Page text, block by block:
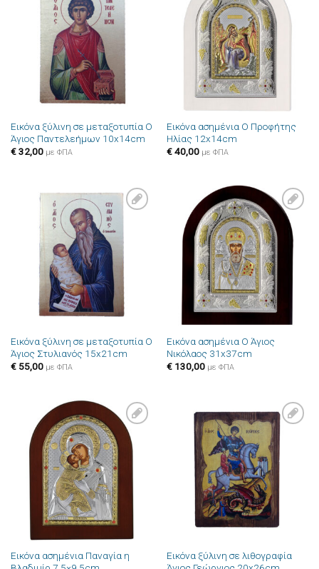
Πρόσθήκη
στην λίστα
επιθυμιών
Εικόνα ξύλινη σε μεταξοτυπία Ο
Άγιος Παντελεήμων 10x14cm
€32,00 με ΦΠΑ
Πρόσθήκη
στην λίστα
επιθυμιών
Εικόνα ασημένια Ο Προφήτης
Ηλίας 12x14cm
€40,00 με ΦΠΑ
Πρόσθήκη
στην λίστα
επιθυμιών
Εικόνα ξύλινη σε μεταξοτυπία Ο
Άγιος Στυλιανός 15x21cm
€55,00 με ΦΠΑ
Πρόσθήκη
στην λίστα
επιθυμιών
Εικόνα ασημένια Ο Άγιος
Νικόλαος 31x37cm
€130,00 με ΦΠΑ
Πρόσθήκη
στην λίστα
επιθυμιών
Εικόνα ασημένια Παναγία η
Πρόσθήκη
στην λίστα
επιθυμιών
Εικόνα ξύλινη σε λιθογραφία